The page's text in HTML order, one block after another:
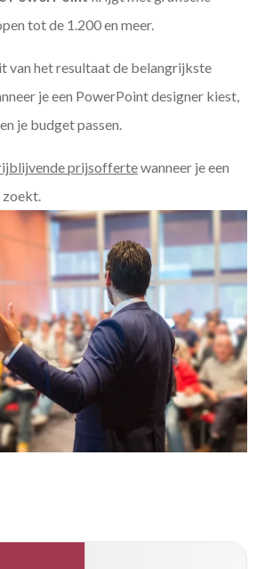
tot de 1.200 en meer.
van het resultaat de belangrijkste
je een PowerPoint designer kiest,
je budget passen.
prijsoffertewanneer je een
zoekt.